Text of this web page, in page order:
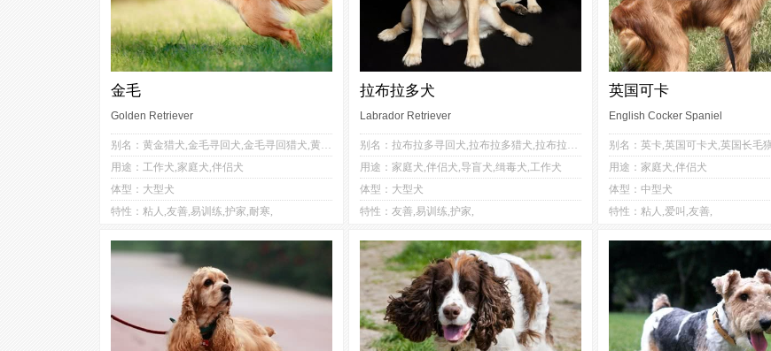
金毛
Golden Retriever
别名：黄金猎犬,金毛寻回犬,金毛寻回猎犬,黄金拾猎犬,金毛犬
用途：工作犬,家庭犬,伴侣犬
体型：大型犬
特性：粘人,友善,易训练,护家,耐寒,
5 4
1
3
3 2
拉布拉多犬
Labrador Retriever
别名：拉布拉多寻回犬,拉布拉多猎犬,拉布拉多,拉布拉多觅拾犬,拉不拉多,拉布拉多巡回猎犬
用途：家庭犬,伴侣犬,导盲犬,缉毒犬,工作犬
体型：大型犬
特性：友善,易训练,护家,
5 3
1 2
3
2
英国可卡
English Cocker Spaniel
用途：家庭犬,伴侣犬
体型：中型犬
特性：粘人,爱叫,友善,
4 4
2
3
5